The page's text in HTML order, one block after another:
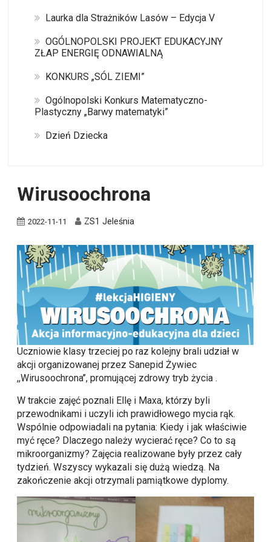
Laurka dla Strażników Lasów – Edycja V
OGÓLNOPOLSKI PROJEKT EDUKACYJNY
ZŁAP ENERGIĘ ODNAWIALNĄ
KONKURS „SÓL ZIEMI”
Ogólnopolski Konkurs Matematyczno-
Plastyczny „Barwy matematyki”
Dzień Dziecka
Wirusoochrona
2022-11-11 ZS1 Jeleśnia
Uczniowie klasy trzeciej po raz kolejny brali udział w
akcji organizowanej przez Sanepid Żywiec
,,Wirusoochrona’’, promującej zdrowy tryb życia .
W trakcie zajęć poznali Ellę i Maxa, którzy byli
przewodnikami i uczyli ich prawidłowego mycia rąk.
Wspólnie odpowiadali na pytania: Kiedy i jak właściwie
myć ręce? Dlaczego należy wycierać ręce? Co to są
mikroorganizmy? Zajęcia realizowane były przez cały
tydzień. Wszyscy wykazali się dużą wiedzą. Na
zakończenie akcji otrzymali pamiątkowe dyplomy.